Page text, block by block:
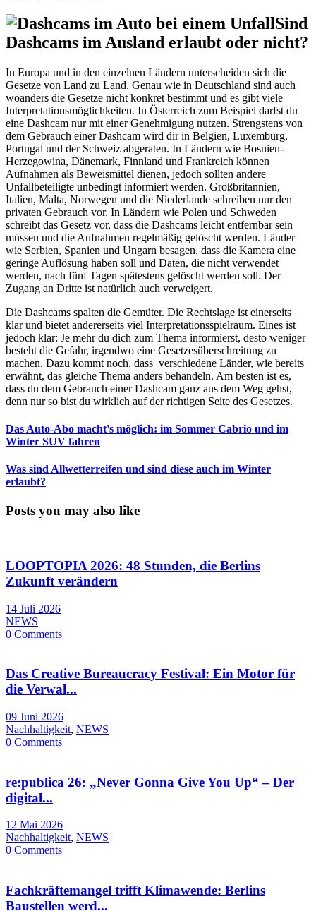
Sind
Dashcams im Ausland erlaubt oder nicht?
In Europa und in den einzelnen Ländern unterscheiden sich die
Gesetze von Land zu Land. Genau wie in Deutschland sind auch
woanders die Gesetze nicht konkret bestimmt und es gibt viele
Interpretationsmöglichkeiten. In Österreich zum Beispiel darfst du
eine Dashcam nur mit einer Genehmigung nutzen. Strengstens von
dem Gebrauch einer Dashcam wird dir in Belgien, Luxemburg,
Portugal und der Schweiz abgeraten. In Ländern wie Bosnien-
Herzegowina, Dänemark, Finnland und Frankreich können
Aufnahmen als Beweismittel dienen, jedoch sollten andere
Unfallbeteiligte unbedingt informiert werden. Großbritannien,
Italien, Malta, Norwegen und die Niederlande schreiben nur den
privaten Gebrauch vor. In Ländern wie Polen und Schweden
schreibt das Gesetz vor, dass die Dashcams leicht entfernbar sein
müssen und die Aufnahmen regelmäßig gelöscht werden. Länder
wie Serbien, Spanien und Ungarn besagen, dass die Kamera eine
geringe Auflösung haben soll und Daten, die nicht verwendet
werden, nach fünf Tagen spätestens gelöscht werden soll. Der
Zugang an Dritte ist natürlich auch verweigert.
Die Dashcams spalten die Gemüter. Die Rechtslage ist einerseits
klar und bietet andererseits viel Interpretationsspielraum. Eines ist
jedoch klar: Je mehr du dich zum Thema informierst, desto weniger
besteht die Gefahr, irgendwo eine Gesetzesüberschreitung zu
machen. Dazu kommt noch, dass verschiedene Länder, wie bereits
erwähnt, das gleiche Thema anders behandeln. Am besten ist es,
dass du dem Gebrauch einer Dashcam ganz aus dem Weg gehst,
denn nur so bist du wirklich auf der richtigen Seite des Gesetzes.
Das Auto-Abo macht's möglich: im Sommer Cabrio und im
Winter SUV fahren
Was sind Allwetterreifen und sind diese auch im Winter
erlaubt?
Posts you may also like
LOOPTOPIA 2026: 48 Stunden, die Berlins
Zukunft verändern
14 Juli 2026
NEWS
0 Comments
Das Creative Bureaucracy Festival: Ein Motor für
die Verwal...
09 Juni 2026
Nachhaltigkeit, NEWS
0 Comments
re:publica 26: „Never Gonna Give You Up“ – Der
digital...
12 Mai 2026
Nachhaltigkeit, NEWS
0 Comments
Fachkräftemangel trifft Klimawende: Berlins
Baustellen werd...